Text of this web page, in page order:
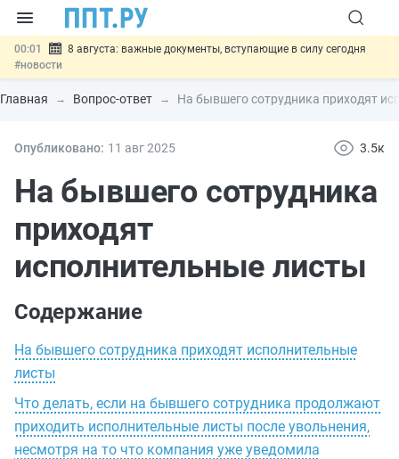
00:01
8 августа: важные документы, вступающие в силу сегодня
#новости
07.08 Подписан закон о блокировке продажи опасных товаров через
«Честный знак»#новости
07.08 Госпошлину за устранение ошибок в документах предлагают
07.08
Важно
отношений #новости
Главная Вопрос-ответ На бывшего сотрудника приходят
Опубликовано: 11 авг2025 3.5к
На бывшего сотрудника
приходят
исполнительные листы
Содержание
На бывшего сотрудника приходят исполнительные
листы
Что делать, если на бывшего сотрудника продолжают
приходить исполнительные листы после увольнения,
несмотря на то что компания уже уведомила